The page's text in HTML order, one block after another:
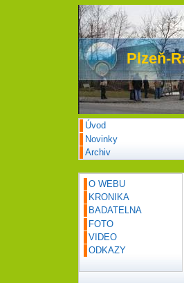
Plzeň-
Úvod
Novinky
Archiv
O WEBU
KRONIKA
BADATELNA
FOTO
VIDEO
ODKAZY